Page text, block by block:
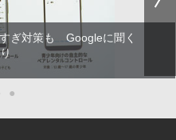
ぎ対策も Googleに聞く
●